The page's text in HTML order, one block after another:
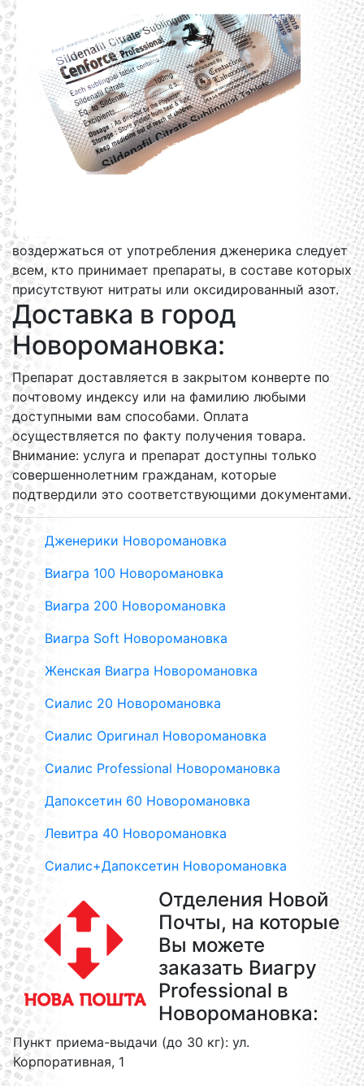
воздержаться от употребления дженерика следует
всем, кто принимает препараты, в составе которых
присутствуют нитраты или оксидированный азот.
Доставка в город
Новоромановка:
Препарат доставляется в закрытом конверте по
почтовому индексу или на фамилию любыми
доступными вам способами. Оплата
осуществляется по факту получения товара.
Внимание: услуга и препарат доступны только
совершеннолетним гражданам, которые
подтвердили это соответствующими документами.
Дженерики Новоромановка
Виагра 100 Новоромановка
Виагра 200 Новоромановка
Виагра Soft Новоромановка
Женская Виагра Новоромановка
Сиалис 20 Новоромановка
Сиалис Оригинал Новоромановка
Сиалис Professional Новоромановка
Дапоксетин 60 Новоромановка
Левитра 40 Новоромановка
Сиалис+Дапоксетин Новоромановка
Отделения Новой
Почты, на которые
Вы можете
заказать Виагру
Professional в
Новоромановка:
Пункт приема-выдачи (до 30 кг): ул.
Корпоративная, 1